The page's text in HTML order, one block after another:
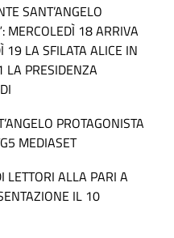
SANT’ANGELO
MERCOLEDÌ 18 ARRIVA
19 LA SFILATA ALICE IN
LA PRESIDENZA
PROTAGONISTA
MEDIASET
LETTORI ALLA PARI A
IL 10